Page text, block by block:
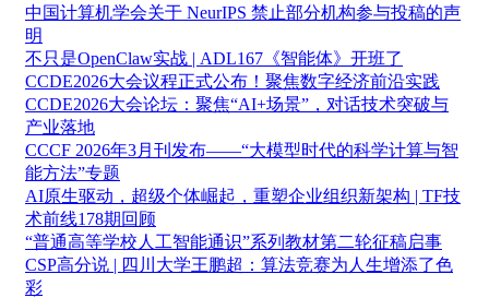
中国计算机学会关于 NeurIPS 禁止部分机构参与投稿的声
明
不只是OpenClaw实战 | ADL167《智能体》开班了
CCDE2026大会议程正式公布！聚焦数字经济前沿实践
CCDE2026大会论坛：聚焦“AI+场景”，对话技术突破与
产业落地
CCCF 2026年3月刊发布——“大模型时代的科学计算与智
能方法”专题
AI原生驱动，超级个体崛起，重塑企业组织新架构 | TF技
术前线178期回顾
“普通高等学校人工智能通识”系列教材第二轮征稿启事
CSP高分说 | 四川大学王鹏超：算法竞赛为人生增添了色
彩